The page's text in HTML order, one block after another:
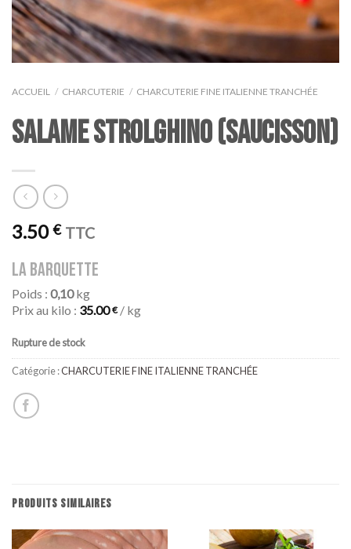
ACCUEIL / CHARCUTERIE / CHARCUTERIE FINE ITALIENNE TRANCHÉE
SALAME STROLGHINO (saucisson)
3.50€ TTC
la barquette
Poids : 0,10kg
Prix au kilo : 35.00€/ kg
Rupture de stock
Catégorie :CHARCUTERIE FINE ITALIENNE TRANCHÉE
PRODUITS SIMILAIRES